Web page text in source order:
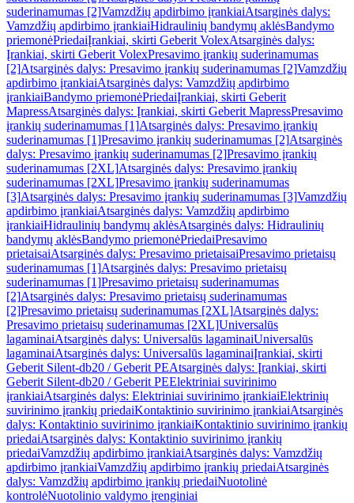
suderinamumas [2]Vamzdžių apdirbimo įrankiaiAtsarginės dalys:
Vamzdžių apdirbimo įrankiaiHidraulinių bandymų aklėsBandymo
priemonėPriedaiĮrankiai, skirti Geberit VolexAtsarginės dalys:
Įrankiai, skirti Geberit VolexPresavimo įrankių suderinamumas
[2]Atsarginės dalys: Presavimo įrankių suderinamumas [2]Vamzdžių
apdirbimo įrankiaiAtsarginės dalys: Vamzdžių apdirbimo
įrankiaiBandymo priemonėPriedaiĮrankiai, skirti Geberit
MapressAtsarginės dalys: Įrankiai, skirti Geberit MapressPresavimo
įrankių suderinamumas [1]Atsarginės dalys: Presavimo įrankių
suderinamumas [1]Presavimo įrankių suderinamumas [2]Atsarginės
dalys: Presavimo įrankių suderinamumas [2]Presavimo įrankių
suderinamumas [2XL]Atsarginės dalys: Presavimo įrankių
suderinamumas [2XL]Presavimo įrankių suderinamumas
[3]Atsarginės dalys: Presavimo įrankių suderinamumas [3]Vamzdžių
apdirbimo įrankiaiAtsarginės dalys: Vamzdžių apdirbimo
įrankiaiHidraulinių bandymų aklėsAtsarginės dalys: Hidraulinių
bandymų aklėsBandymo priemonėPriedaiPresavimo
prietaisaiAtsarginės dalys: Presavimo prietaisaiPresavimo prietaisų
suderinamumas [1]Atsarginės dalys: Presavimo prietaisų
suderinamumas [1]Presavimo prietaisų suderinamumas
[2]Atsarginės dalys: Presavimo prietaisų suderinamumas
[2]Presavimo prietaisų suderinamumas [2XL]Atsarginės dalys:
Presavimo prietaisų suderinamumas [2XL]Universalūs
lagaminaiAtsarginės dalys: Universalūs lagaminaiUniversalūs
lagaminaiAtsarginės dalys: Universalūs lagaminaiĮrankiai, skirti
Geberit Silent-db20 / Geberit PEAtsarginės dalys: Įrankiai, skirti
Geberit Silent-db20 / Geberit PEElektriniai suvirinimo
įrankiaiAtsarginės dalys: Elektriniai suvirinimo įrankiaiElektrinių
suvirinimo įrankių priedaiKontaktinio suvirinimo įrankiaiAtsarginės
dalys: Kontaktinio suvirinimo įrankiaiKontaktinio suvirinimo įrankių
priedaiAtsarginės dalys: Kontaktinio suvirinimo įrankių
priedaiVamzdžių apdirbimo įrankiaiAtsarginės dalys: Vamzdžių
apdirbimo įrankiaiVamzdžių apdirbimo įrankių priedaiAtsarginės
dalys: Vamzdžių apdirbimo įrankių priedaiNuotolinė
kontrolėNuotolinio valdymo įrenginiai